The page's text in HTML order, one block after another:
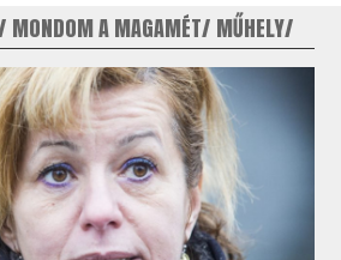
MONDOM A MAGAMÉT MŰHELY